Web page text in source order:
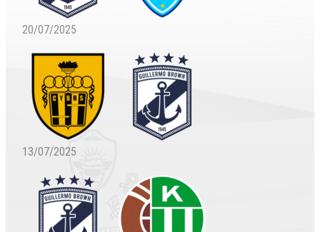
20/07/2025
13/07/2025